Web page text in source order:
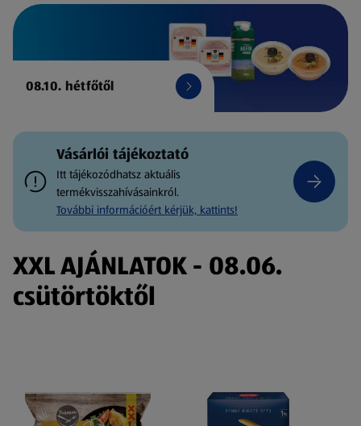
08.10. hétfőtől
Vásárlói tájékoztató
Itt tájékozódhatsz aktuális
termékvisszahívásainkról.
További információért kérjük, kattints!
XXL AJÁNLATOK - 08.06.
csütörtöktől